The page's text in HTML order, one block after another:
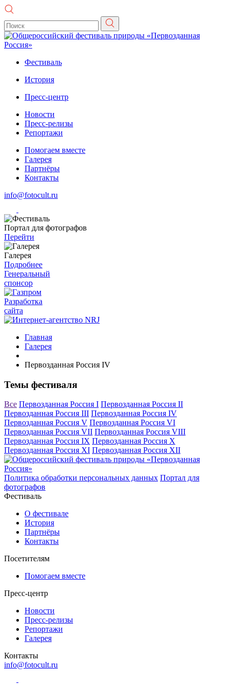
Фестиваль
История
Пресс-центр
Новости
Пресс-релизы
Репортажи
Помогаем вместе
Галерея
Партнёры
Контакты
info@fotocult.ru
Портал для фотографов
Перейти
Галерея
Подробнее
Генеральный
спонсор
Разработка
сайта
Главная
Галерея
Первозданная Россия IV
Темы фестиваля
Все Первозданная Россия I Первозданная Россия II
Первозданная Россия III Первозданная Россия IV
Первозданная Россия V Первозданная Россия VI
Первозданная Россия VII Первозданная Россия VIII
Первозданная Россия IX Первозданная Россия X
Первозданная Россия XI Первозданная Россия XII
Политика обработки персональных данных Портал для
фотографов
Фестиваль
О фестивале
История
Партнёры
Контакты
Посетителям
Помогаем вместе
Пресс-центр
Новости
Пресс-релизы
Репортажи
Галерея
Контакты
info@fotocult.ru